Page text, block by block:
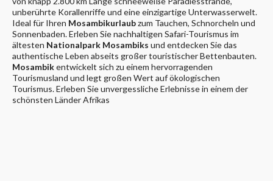
unberührte Korallenriffe und eine einzigartige Unterwasserwelt.
Ideal für Ihren Mosambikurlaubzum Tauchen, Schnorcheln und
Sonnenbaden. Erleben Sie nachhaltigen Safari-Tourismus im
ältesten Nationalpark Mosambiks und entdecken Sie das
authentische Leben abseits großer touristischer Bettenbauten.
Mosambikentwickelt sich zu einem hervorragenden
Tourismusland und legt großen Wert auf ökologischen
Tourismus. Erleben Sie unvergessliche Erlebnisse in einem der
schönsten Länder Afrikas